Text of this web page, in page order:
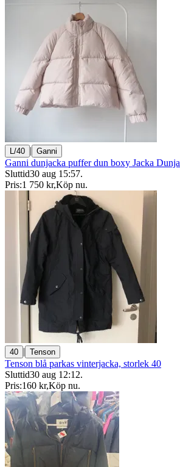
L/40 | Ganni
Ganni dunjacka puffer dun boxy Jacka
Sluttid30 aug 15:57.
Pris:1 750 kr,Köp nu.
40 | Tenson
Tenson blå parkas vinterjacka, storlek 40
Sluttid30 aug 12:12.
Pris:160 kr,Köp nu.